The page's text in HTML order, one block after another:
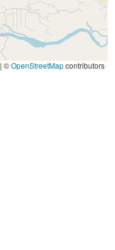
| ©OpenStreetMapcontributors